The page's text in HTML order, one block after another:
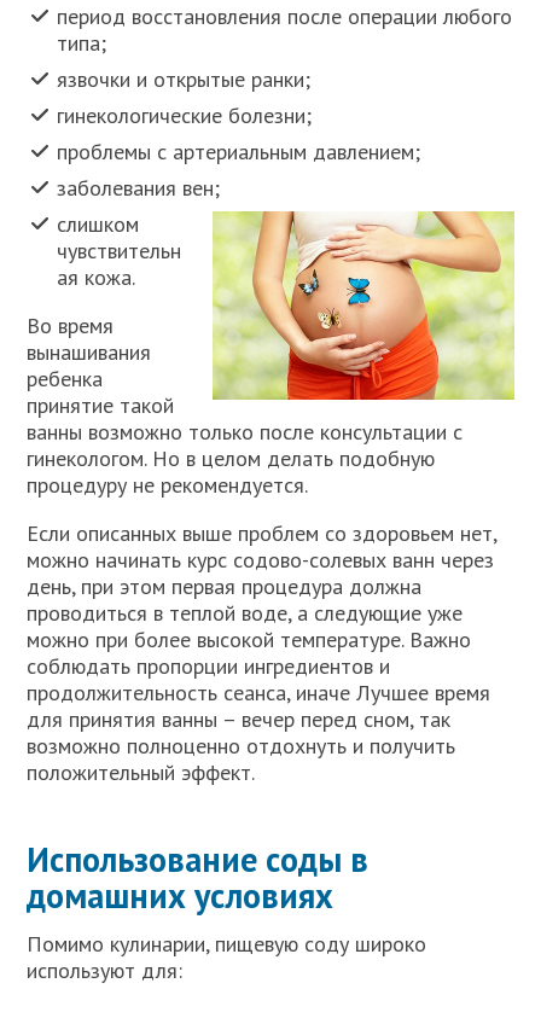
период восстановления после операции любого
типа;
язвочки и открытые ранки;
гинекологические болезни;
проблемы с артериальным давлением;
заболевания вен;
слишком
чувствительн
ая кожа.
Во время
вынашивания
ребенка
принятие такой
ванны возможно только после консультации с
гинекологом. Но в целом делать подобную
процедуру не рекомендуется.
Если описанных выше проблем со здоровьем нет,
можно начинать курс содово-солевых ванн через
день, при этом первая процедура должна
проводиться в теплой воде, а следующие уже
можно при более высокой температуре. Важно
соблюдать пропорции ингредиентов и
продолжительность сеанса, иначе Лучшее время
для принятия ванны – вечер перед сном, так
возможно полноценно отдохнуть и получить
положительный эффект.
Использование соды в
домашних условиях
Помимо кулинарии, пищевую соду широко
используют для: